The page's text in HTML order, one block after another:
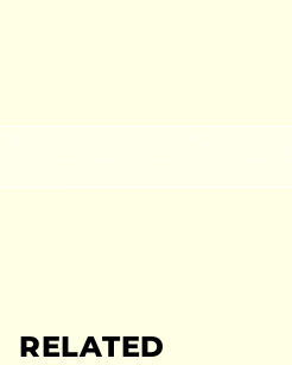
RELATED